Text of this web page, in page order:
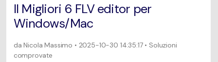
Il Migliori 6 FLV editor per
Windows/Mac
da Nicola Massimo • 2025-10-30 14:35:17 • Soluzioni
comprovate